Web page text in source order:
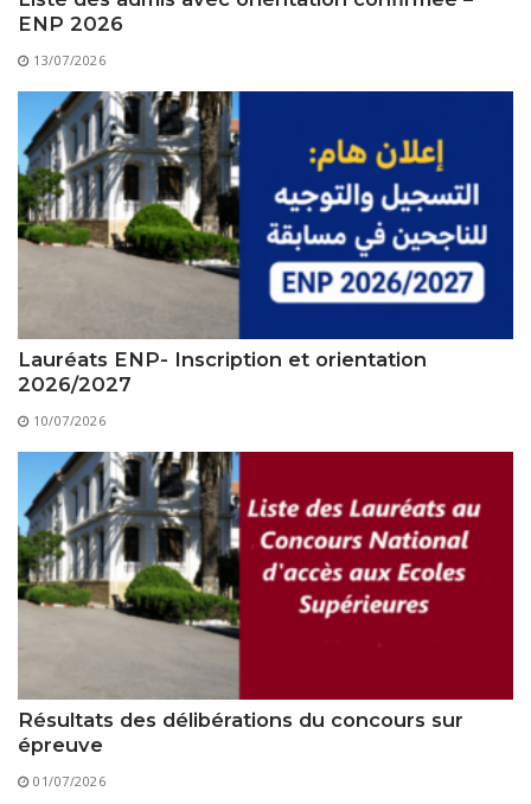
Formations assurées
Diplômes
Imprimés des œuvres Sociales
Imprimes de post graduation
Charte de Déontologie et D’éthique Universitaires
ENP 2026
13/07/2026
Lauréats ENP- Inscription et orientation
2026/2027
10/07/2026
Résultats des délibérations du concours sur
épreuve
01/07/2026